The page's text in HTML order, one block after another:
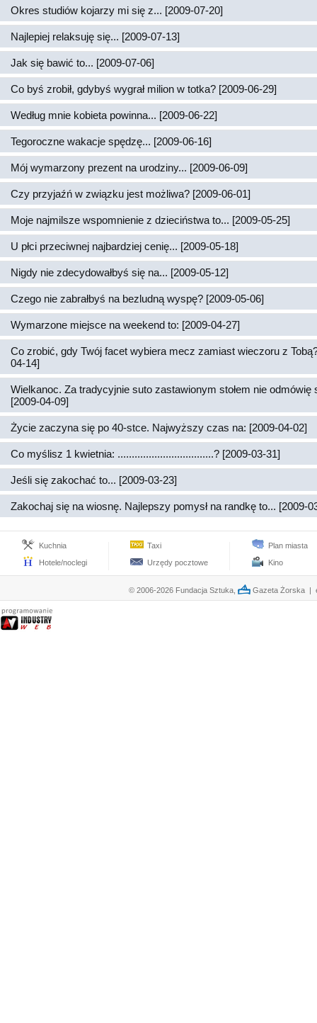
Okres studiów kojarzy mi się z... [2009-07-20]
Najlepiej relaksuję się... [2009-07-13]
Jak się bawić to... [2009-07-06]
Co byś zrobił, gdybyś wygrał milion w totka? [2009-06-29]
Według mnie kobieta powinna... [2009-06-22]
Tegoroczne wakacje spędzę... [2009-06-16]
Mój wymarzony prezent na urodziny... [2009-06-09]
Czy przyjaźń w związku jest możliwa? [2009-06-01]
Moje najmilsze wspomnienie z dzieciństwa to... [2009-05-25]
U płci przeciwnej najbardziej cenię... [2009-05-18]
Nigdy nie zdecydowałbyś się na... [2009-05-12]
Czego nie zabrałbyś na bezludną wyspę? [2009-05-06]
Wymarzone miejsce na weekend to: [2009-04-27]
Co zrobić, gdy Twój facet wybiera mecz zamiast wieczoru z
04-14]
Wielkanoc. Za tradycyjnie suto zastawionym stołem nie odmówię
[2009-04-09]
Życie zaczyna się po 40-stce. Najwyższy czas na: [2009-04-02]
Co myślisz 1 kwietnia: ..................................? [2009-03-31]
Jeśli się zakochać to... [2009-03-23]
Zakochaj się na wiosnę. Najlepszy pomysł na randkę to... [2009-
Kuchnia
Hotele/noclegi
Taxi
Urzędy pocztowe
Plan miasta
Kino
© 2006-2026 Fundacja Sztuka, Gazeta Żorska |